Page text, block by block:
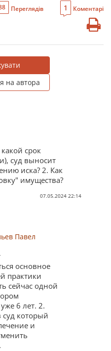
Переглядів 1 Коментарі
на автора
срок
суд выносит
иска? 2. Как
имущества?
07.05.2024 22:14
Павел
основное
практики
сейчас одной
6 лет. 2.
суд который
и